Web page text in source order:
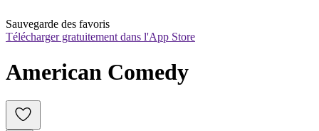
Sauvegarde des favoris
Télécharger gratuitement dans l'App Store
American Comedy